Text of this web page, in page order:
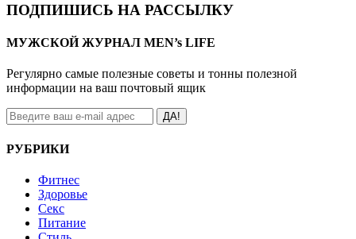
ПОДПИШИСЬ НА РАССЫЛКУ
МУЖСКОЙ ЖУРНАЛ MEN’s LIFE
Регулярно самые полезные советы и тонны полезной
информации на ваш почтовый ящик
ДА!
РУБРИКИ
Фитнес
Здоровье
Секс
Питание